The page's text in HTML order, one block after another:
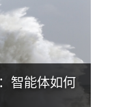
智能体如何